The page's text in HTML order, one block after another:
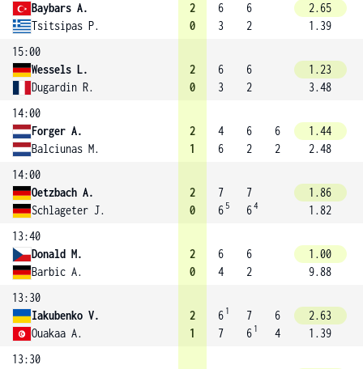
Baybars A.
Tsitsipas P.
2
0
6
3
6
2
2.65
1.39
15:00
Wessels L.
Dugardin R.
2
0
6
3
6
2
1.23
3.48
14:00
Forger A.
Balciunas M.
2
1
4
6
6
2
6
2
1.44
2.48
14:00
Oetzbach A.
Schlageter J.
2
0
7
6 5
7
64
1.86
1.82
13:40
Donald M.
Barbic A.
2
0
6
4
6
2
1.00
9.88
13:30
Iakubenko V.
Ouakaa A.
2
1
6 1
7
7
6 1
6
4
2.63
1.39
13:30